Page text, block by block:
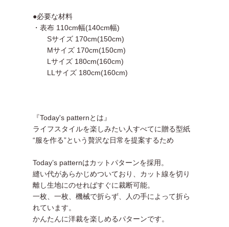
●必要な材料
・表布 110cm幅(140cm幅)
Sサイズ 170cm(150cm)
Mサイズ 170cm(150cm)
Lサイズ 180cm(160cm)
LLサイズ 180cm(160cm)
『Today's patternとは』
ライフスタイルを楽しみたい人すべてに贈る型紙
“服を作る”という贅沢な日常を提案するため
Today’s patternはカットパターンを採用。
縫い代があらかじめついており、カット線を切り
離し生地にのせればすぐに裁断可能。
一枚、一枚、機械で折らず、人の手によって折ら
れています。
かんたんに洋裁を楽しめるパターンです。